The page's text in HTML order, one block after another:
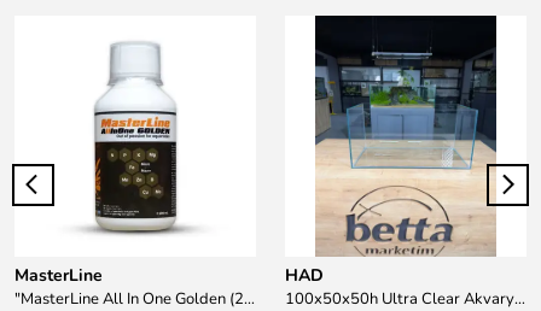
MasterLine
"MasterLine All In One Golden (200 ml) Daha yüksek zorluk derecesine sahip bitkiler için Özel formül Tam Besin "
HAD
100x50x50h Ultra Clear Akvaryum 10mm 90derece Birleşim /Sadece Otobüs Kargosu ile Gönderim Yapılır !